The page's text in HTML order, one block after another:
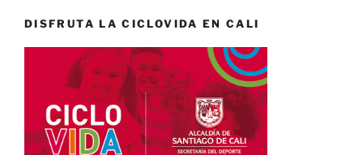
DISFRUTA LA CICLOVIDA EN CALI